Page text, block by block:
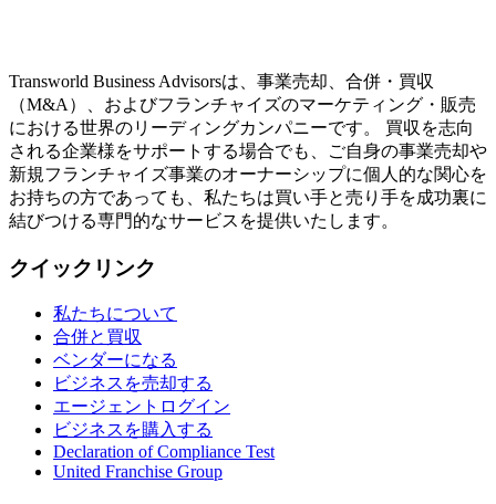
Transworld Business Advisorsは、事業売却、合併・買収
（M&A）、およびフランチャイズのマーケティング・販売
における世界のリーディングカンパニーです。 買収を志向
される企業様をサポートする場合でも、ご自身の事業売却や
新規フランチャイズ事業のオーナーシップに個人的な関心を
お持ちの方であっても、私たちは買い手と売り手を成功裏に
結びつける専門的なサービスを提供いたします。
クイックリンク
私たちについて
合併と買収
ベンダーになる
ビジネスを売却する
エージェントログイン
ビジネスを購入する
Declaration of Compliance Test
United Franchise Group